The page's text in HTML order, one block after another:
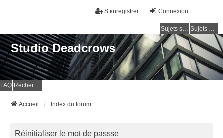
Connexion
S’enregistrer
Sujets sans réponse Sujets actifs
Studio Deadcrows
FAQ Rechercher
Accueil Index du forum
Réinitialiser le mot de passse